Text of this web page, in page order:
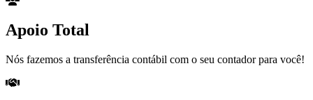
Apoio Total
Nós fazemos a transferência contábil com o seu contador para você!